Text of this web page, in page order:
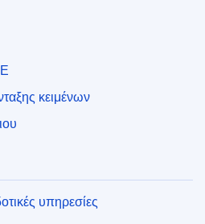
κειμένων
υπηρεσίες